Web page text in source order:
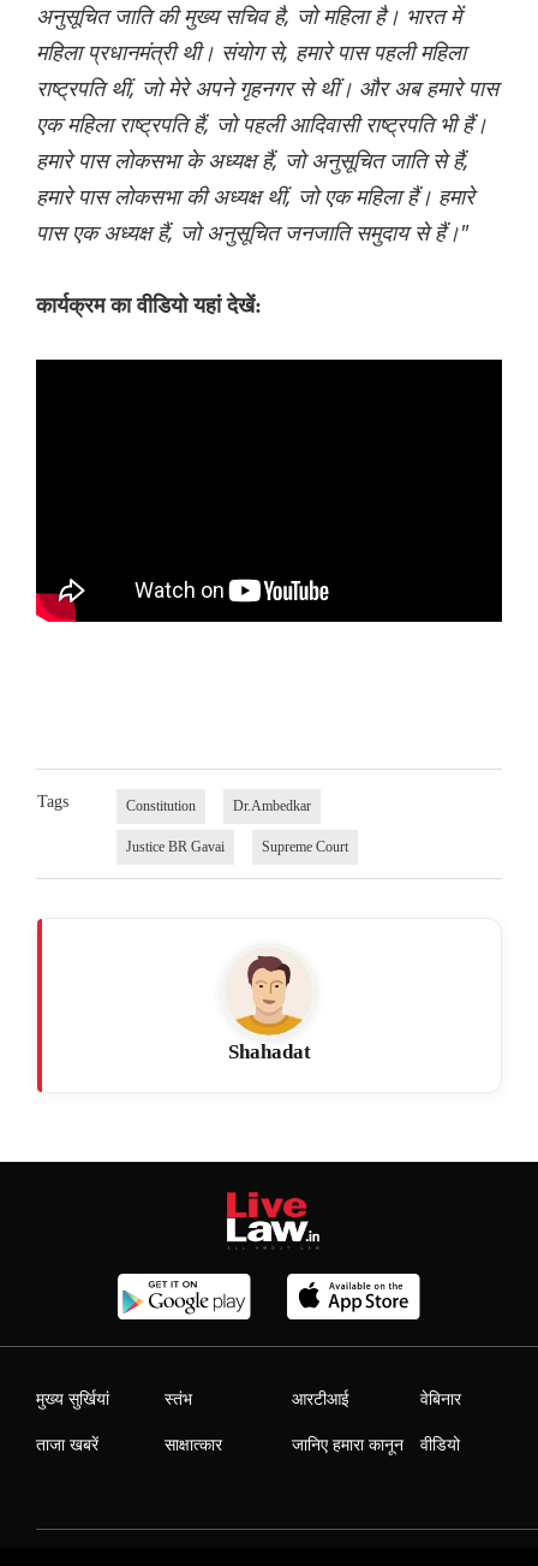
अनुसूचित जाति की मुख्य सचिव है, जो महिला है। भारत में
महिला प्रधानमंत्री थी। संयोग से, हमारे पास पहली महिला
राष्ट्रपति थीं, जो मेरे अपने गृहनगर से थीं। और अब हमारे पास
एक महिला राष्ट्रपति हैं, जो पहली आदिवासी राष्ट्रपति भी हैं।
हमारे पास लोकसभा के अध्यक्ष हैं, जो अनुसूचित जाति से हैं,
हमारे पास लोकसभा की अध्यक्ष थीं, जो एक महिला हैं। हमारे
पास एक अध्यक्ष हैं, जो अनुसूचित जनजाति समुदाय से हैं।"
कार्यक्रम का वीडियो यहां देखें:
Tags Constitution Dr.Ambedkar
Justice BR Gavai Supreme Court
Shahadat
मुख्य सुर्खियां
ताजा खबरें
स्तंभ
साक्षात्कार
आरटीआई
जानिए हमारा कानून
वेबिनार
वीडियो